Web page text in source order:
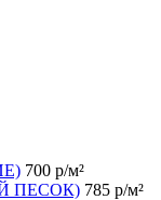
700 р/м²
ПЕСОК) 785 р/м²